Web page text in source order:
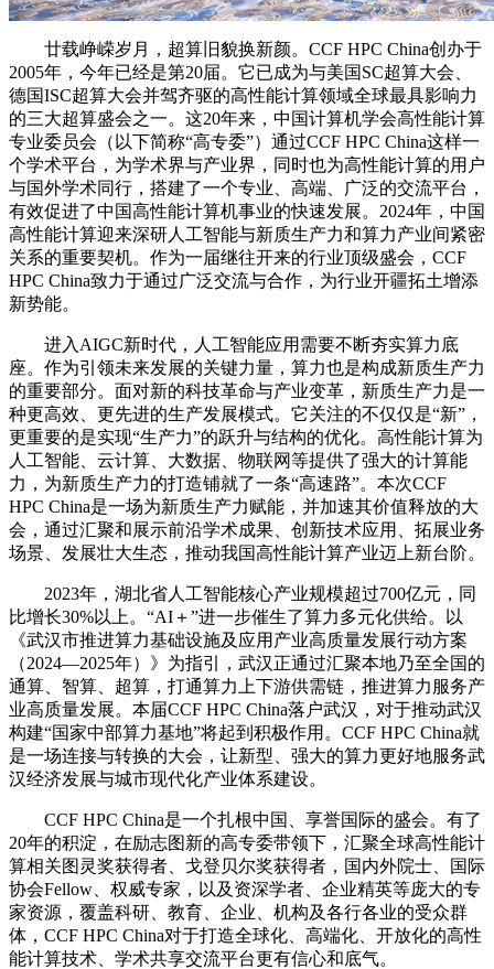
廿载峥嵘岁月，超算旧貌换新颜。CCF HPC China创办于
2005年，今年已经是第20届。它已成为与美国SC超算大会、
德国ISC超算大会并驾齐驱的高性能计算领域全球最具影响力
的三大超算盛会之一。这20年来，中国计算机学会高性能计算
专业委员会（以下简称“高专委”）通过CCF HPC China这样一
个学术平台，为学术界与产业界，同时也为高性能计算的用户
与国外学术同行，搭建了一个专业、高端、广泛的交流平台，
有效促进了中国高性能计算机事业的快速发展。2024年，中国
高性能计算迎来深研人工智能与新质生产力和算力产业间紧密
关系的重要契机。作为一届继往开来的行业顶级盛会，CCF
HPC China致力于通过广泛交流与合作，为行业开疆拓土增添
新势能。
进入AIGC新时代，人工智能应用需要不断夯实算力底
座。作为引领未来发展的关键力量，算力也是构成新质生产力
的重要部分。面对新的科技革命与产业变革，新质生产力是一
种更高效、更先进的生产发展模式。它关注的不仅仅是“新”，
更重要的是实现“生产力”的跃升与结构的优化。高性能计算为
人工智能、云计算、大数据、物联网等提供了强大的计算能
力，为新质生产力的打造铺就了一条“高速路”。本次CCF
HPC China是一场为新质生产力赋能，并加速其价值释放的大
会，通过汇聚和展示前沿学术成果、创新技术应用、拓展业务
场景、发展壮大生态，推动我国高性能计算产业迈上新台阶。
2023年，湖北省人工智能核心产业规模超过700亿元，同
比增长30%以上。“AI＋”进一步催生了算力多元化供给。以
《武汉市推进算力基础设施及应用产业高质量发展行动方案
（2024—2025年）》为指引，武汉正通过汇聚本地乃至全国的
通算、智算、超算，打通算力上下游供需链，推进算力服务产
业高质量发展。本届CCF HPC China落户武汉，对于推动武汉
构建“国家中部算力基地”将起到积极作用。CCF HPC China就
是一场连接与转换的大会，让新型、强大的算力更好地服务武
汉经济发展与城市现代化产业体系建设。
CCF HPC China是一个扎根中国、享誉国际的盛会。有了
20年的积淀，在励志图新的高专委带领下，汇聚全球高性能计
算相关图灵奖获得者、戈登贝尔奖获得者，国内外院士、国际
协会Fellow、权威专家，以及资深学者、企业精英等庞大的专
家资源，覆盖科研、教育、企业、机构及各行各业的受众群
体，CCF HPC China对于打造全球化、高端化、开放化的高性
能计算技术、学术共享交流平台更有信心和底气。